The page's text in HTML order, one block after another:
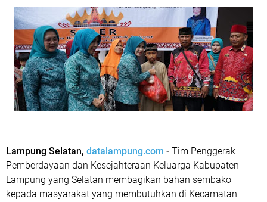
Lampung Selatan, datalampung.com - Tim Penggerak
Pemberdayaan dan Kesejahteraan Keluarga Kabupaten
Lampung yang Selatan membagikan bahan sembako
kepada masyarakat yang membutuhkan di Kecamatan